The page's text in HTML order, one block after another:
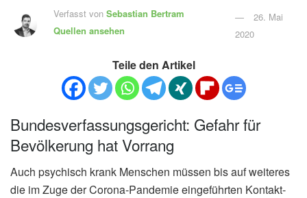
Verfasst vonSebastian Bertram
Quellen ansehen
26. Mai
2020
Teile den Artikel
Bundesverfassungsgericht: Gefahr für
Bevölkerung hat Vorrang
Auch psychisch krank Menschen müssen bis auf weiteres
die im Zuge der Corona-Pandemie eingeführten Kontakt-